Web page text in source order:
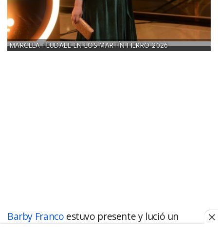
MARCELA FEUDALE EN LOS MARTÍN FIERRO 2026
Barby Franco estuvo presente y lució un